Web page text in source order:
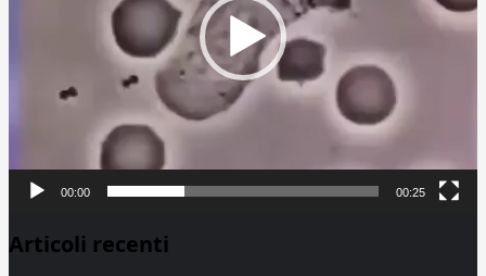
00:00 00:25
Articoli recenti